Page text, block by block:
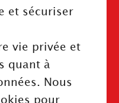
et sécuriser
vie privée et
quant à
Nous
pour